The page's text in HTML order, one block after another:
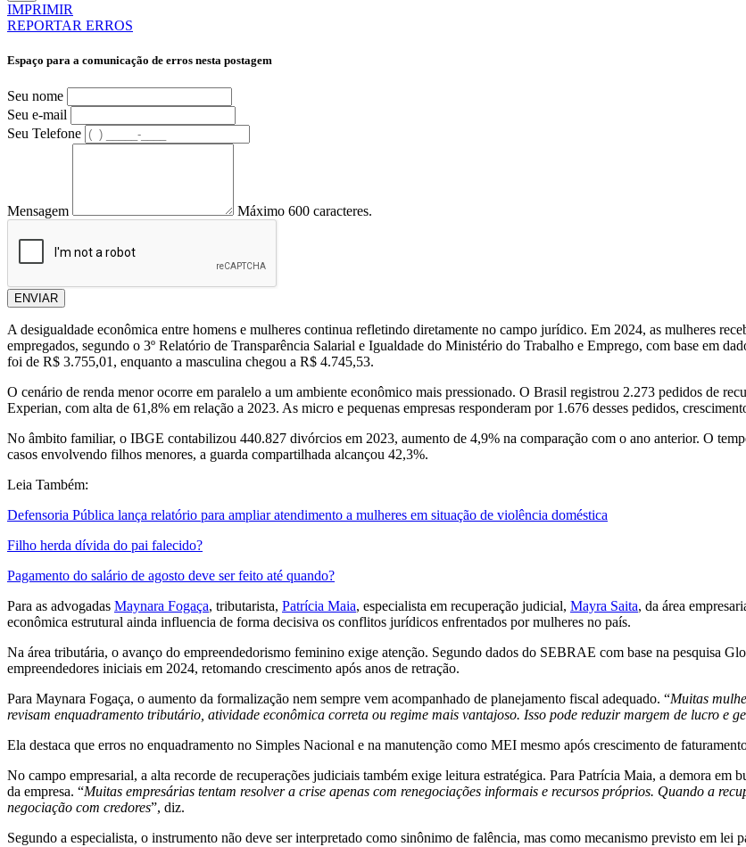
IMPRIMIR
REPORTAR ERROS
Espaço para a comunicação de erros nesta postagem
Seu nome
Seu e-mail
Seu Telefone
Mensagem Máximo 600 caracteres.
ENVIAR
A desigualdade econômica entre homens e mulheres continua refletindo diretamente no campo jurídico. Em 2024, as mulheres
empregados, segundo o 3º Relatório de Transparência Salarial e Igualdade do Ministério do Trabalho e Emprego, com base em
foi de R$ 3.755,01, enquanto a masculina chegou a R$ 4.745,53.
O cenário de renda menor ocorre em paralelo a um ambiente econômico mais pressionado. O Brasil registrou 2.273 pedidos de
Experian, com alta de 61,8% em relação a 2023. As micro e pequenas empresas responderam por 1.676 desses pedidos,
No âmbito familiar, o IBGE contabilizou 440.827 divórcios em 2023, aumento de 4,9% na comparação com o ano anterior. O
casos envolvendo filhos menores, a guarda compartilhada alcançou 42,3%.
Leia Também:
Defensoria Pública lança relatório para ampliar atendimento a mulheres em situação de violência doméstica
Filho herda dívida do pai falecido?
Pagamento do salário de agosto deve ser feito até quando?
Para as advogadas Maynara Fogaça, tributarista, Patrícia Maia, especialista em recuperação judicial, Mayra Saita, da área
econômica estrutural ainda influencia de forma decisiva os conflitos jurídicos enfrentados por mulheres no país.
Na área tributária, o avanço do empreendedorismo feminino exige atenção. Segundo dados do SEBRAE com base na pesquisa
empreendedores iniciais em 2024, retomando crescimento após anos de retração.
Para Maynara Fogaça, o aumento da formalização nem sempre vem acompanhado de planejamento fiscal adequado. “Muitas
revisam enquadramento tributário, atividade econômica correta ou regime mais vantajoso. Isso pode reduzir margem de lucro e
Ela destaca que erros no enquadramento no Simples Nacional e na manutenção como MEI mesmo após crescimento de
No campo empresarial, a alta recorde de recuperações judiciais também exige leitura estratégica. Para Patrícia Maia, a demora em
da empresa. “Muitas empresárias tentam resolver a crise apenas com renegociações informais e recursos próprios. Quando a
negociação com credores”, diz.
Segundo a especialista, o instrumento não deve ser interpretado como sinônimo de falência, mas como mecanismo previsto em lei